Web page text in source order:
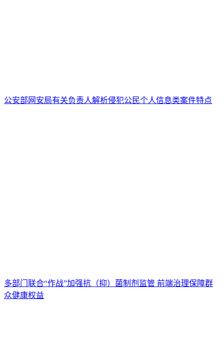
公安部网安局有关负责人解析侵犯公民个人信息类案件特点
多部门联合“作战”加强抗（抑）菌制剂监管 前端治理保障群
众健康权益